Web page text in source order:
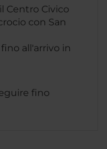
Centro Civico
con San
all'arrivo in
fino